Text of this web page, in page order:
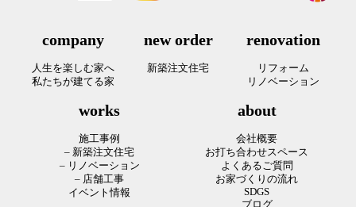
company
人生を楽しむ家へ
私たちが建てる家
new order
新築注文住宅
renovation
リフォーム
リノベーション
works
施工事例
– 新築注文住宅
– リノベーション
– 店舗工事
イベント情報
about
会社概要
お打ち合わせスペース
よくあるご質問
お家づくりの流れ
SDGS
ブログ